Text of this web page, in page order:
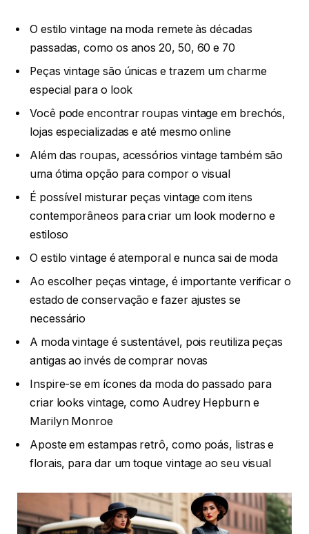
O estilo vintage na moda remete às décadas
passadas, como os anos 20, 50, 60 e 70
Peças vintage são únicas e trazem um charme
especial para o look
Você pode encontrar roupas vintage em brechós,
lojas especializadas e até mesmo online
Além das roupas, acessórios vintage também são
uma ótima opção para compor o visual
É possível misturar peças vintage com itens
contemporâneos para criar um look moderno e
estiloso
O estilo vintage é atemporal e nunca sai de moda
Ao escolher peças vintage, é importante verificar o
estado de conservação e fazer ajustes se
necessário
A moda vintage é sustentável, pois reutiliza peças
antigas ao invés de comprar novas
Inspire-se em ícones da moda do passado para
criar looks vintage, como Audrey Hepburn e
Marilyn Monroe
Aposte em estampas retrô, como poás, listras e
florais, para dar um toque vintage ao seu visual